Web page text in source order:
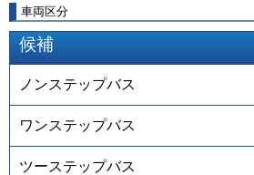
車両区分
候補
ノンステップバス
ワンステップバス
ツーステップバス